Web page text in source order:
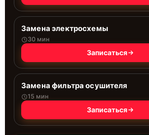
Замена электросхемы
30 мин
Записаться
Замена фильтра осушителя
15 мин
Записаться